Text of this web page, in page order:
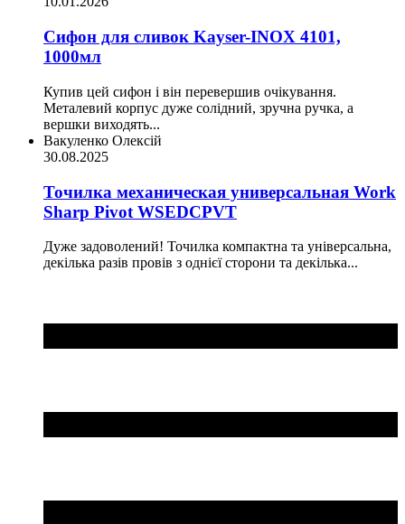
Сифон для сливок Kayser-INOX 4101,
1000мл
Купив цей сифон і він перевершив очікування.
Металевий корпус дуже солідний, зручна ручка, а
вершки виходять...
Вакуленко Олексій
30.08.2025
Точилка механическая универсальная Work
Sharp Pivot WSEDCPVT
Дуже задоволений! Точилка компактна та універсальна,
декілька разів провів з однієї сторони та декілька...